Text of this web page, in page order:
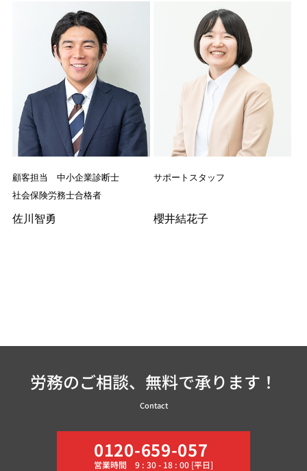
顧客担当 中小企業診断士
社会保険労務士合格者
佐川智勇
サポートスタッフ
櫻井結花子
労務のご相談、無料で承ります！
Contact
0120-659-057
営業時間 9 : 30 - 18 : 00 [平日]